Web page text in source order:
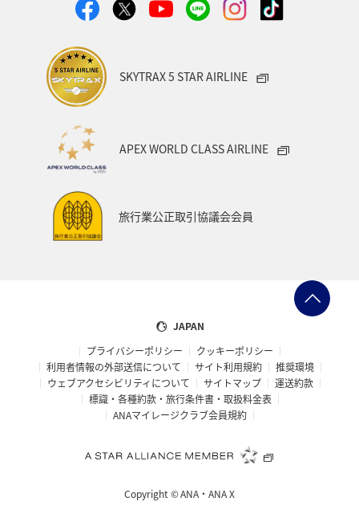
和歌山県 静岡県 ホテル
マダイ クロダイ
SKYTRAX 5 STAR AIRLINE
APEX WORLD CLASS AIRLINE
旅行業公正取引協議会会員
JAPAN
プライバシーポリシー
クッキーポリシー
利用者情報の外部送信について
サイト利用規約
推奨環境
ウェブアクセシビリティについて
サイトマップ
運送約款
標識・各種約款・旅行条件書・取扱料金表
ANAマイレージクラブ会員規約
Copyright ©ANA・ANA X